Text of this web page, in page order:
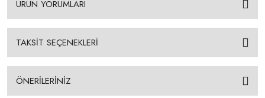
ÜRÜN YORUMLARI
TAKSİT SEÇENEKLERİ
ÖNERİLERİNİZ